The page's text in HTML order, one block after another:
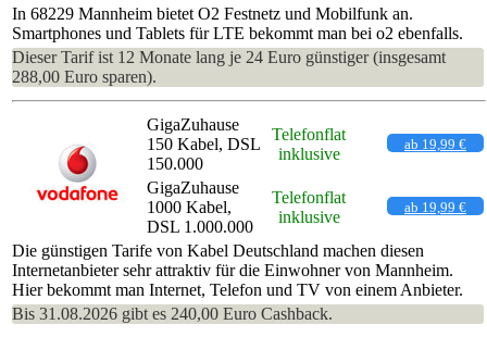
In 68229 Mannheim bietet O2 Festnetz und Mobilfunk an.
Smartphones und Tablets für LTE bekommt man bei o2 ebenfalls.
Dieser Tarif ist 12 Monate lang je 24 Euro günstiger (insgesamt
288,00 Euro sparen).
GigaZuhause
150 Kabel, DSL
150.000
Telefonflat
inklusive
ab 19,99 €
GigaZuhause
1000 Kabel,
DSL 1.000.000
Telefonflat
inklusive
ab 19,99 €
Die günstigen Tarife von Kabel Deutschland machen diesen
Internetanbieter sehr attraktiv für die Einwohner von Mannheim.
Hier bekommt man Internet, Telefon und TV von einem Anbieter.
Bis 31.08.2026 gibt es 240,00 Euro Cashback.